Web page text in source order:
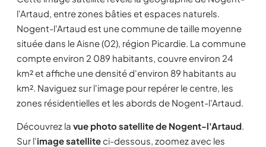
l'Artaud, entre zones bâties et espaces naturels.
Nogent-l'Artaud est une commune de taille moyenne
située dans le Aisne (02), région Picardie. La commune
compte environ 2 089 habitants, couvre environ 24
km² et affiche une densité d'environ 89 habitants au
km². Naviguez sur l'image pour repérer le centre, les
zones résidentielles et les abords de Nogent-l'Artaud.
Découvrez la vue photo satellite de Nogent-l'Artaud.
Sur l'image satelliteci-dessous, zoomez avec les